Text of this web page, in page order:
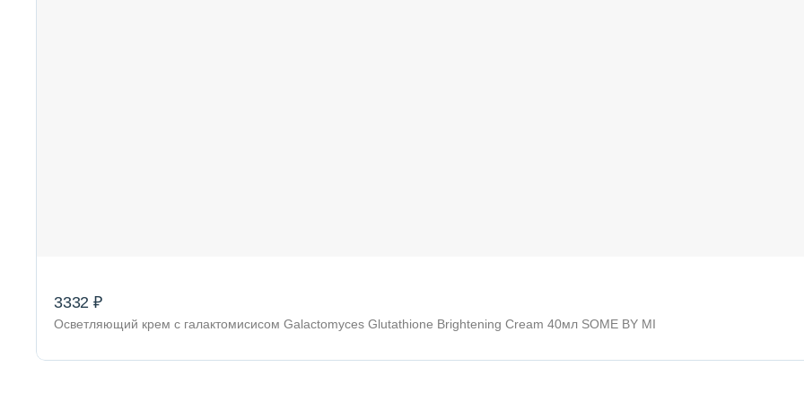
3332 ₽
Осветляющий крем с галактомисисом Galactomyces Glutathione Brightening Cream 40мл SOME BY MI